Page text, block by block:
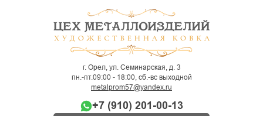
г. Орел, ул. Семинарская, д. 3
пн.-пт.09:00 - 18:00, сб.-вс выходной
metalprom57@yandex.ru
+7 (910) 201-00-13